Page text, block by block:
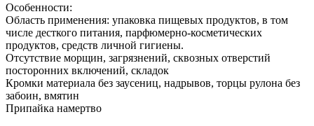
Особенности:
Область применения: упаковка пищевых продуктов, в том
числе десткого питания, парфюмерно-косметических
продуктов, средств личной гигиены.
Отсутствие морщин, загрязнений, сквозных отверстий
посторонних включений, складок
Кромки материала без заусениц, надрывов, торцы рулона без
забоин, вмятин
Припайка намертво